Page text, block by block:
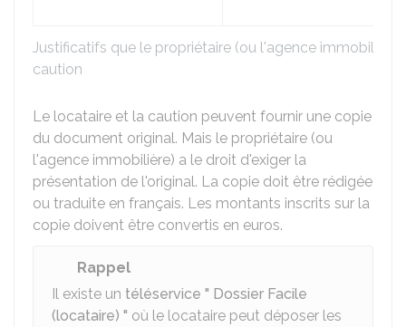
Justificatifs que le propriétaire (ou l'agence
caution
Le locataire et la caution peuvent fournir une copie
du document original. Mais le propriétaire (ou
l'agence immobilière) a le droit d'exiger la
présentation de l'original. La copie doit être rédigée
ou traduite en français. Les montants inscrits sur la
copie doivent être convertis en euros.
Rappel
Il existe un téléservice " Dossier Facile
(locataire) " où le locataire peut déposer les